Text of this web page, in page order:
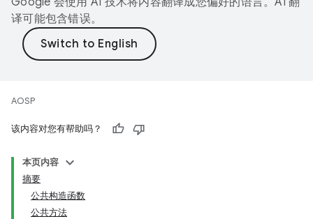
译可能包含错误。
AOSP
该内容对您有帮助吗？
本页内容
摘要
公共构造函数
公共方法